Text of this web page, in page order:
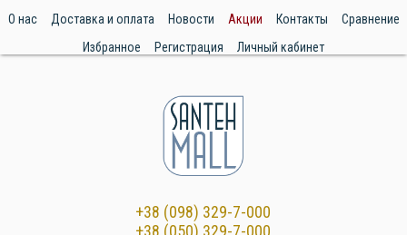
О нас Доставка и оплата Новости Акции Контакты
Сравнение
Избранное
Регистрация Личный кабинет
+38 (098) 329-7-000
+38 (050) 329-7-000